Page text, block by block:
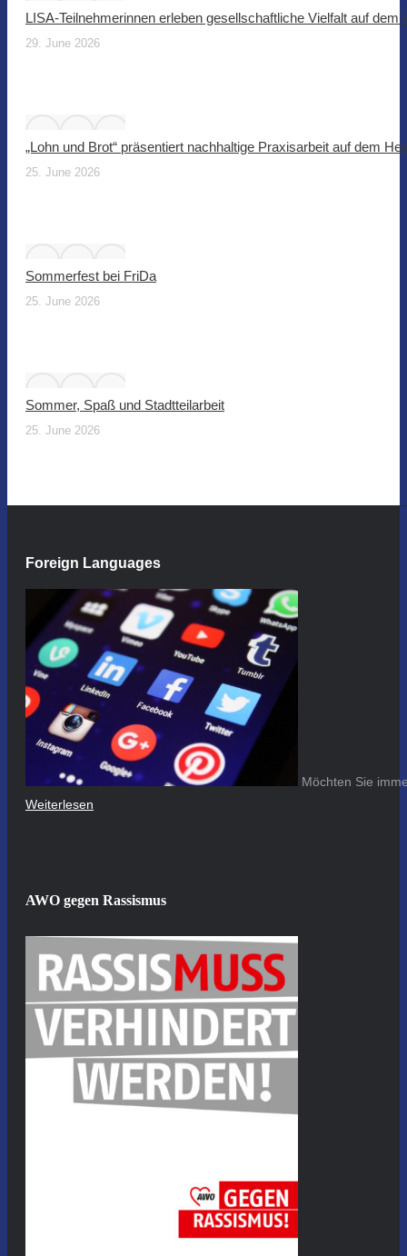
LISA-Teilnehmerinnen erleben gesellschaftliche Vielfalt auf dem
29. June 2026
„Lohn und Brot“ präsentiert nachhaltige Praxisarbeit auf dem
25. June 2026
Sommerfest bei FriDa
25. June 2026
Sommer, Spaß und Stadtteilarbeit
25. June 2026
Foreign Languages
Möchten Sie
Weiterlesen
AWO gegen Rassismus